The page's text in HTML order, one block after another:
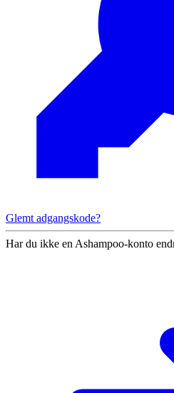
Glemt adgangskode?
Har du ikke en Ashampoo-konto